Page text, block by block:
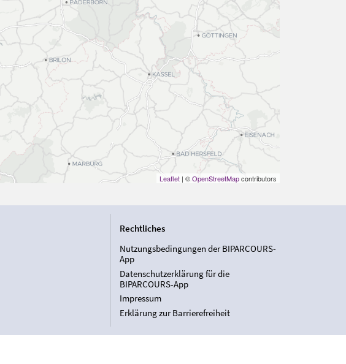
Leaflet| ©OpenStreetMapcontributors
Rechtliches
Nutzungsbedingungen der BIPARCOURS-
App
Datenschutzerklärung für die
BIPARCOURS-App
Impressum
Erklärung zur Barrierefreiheit